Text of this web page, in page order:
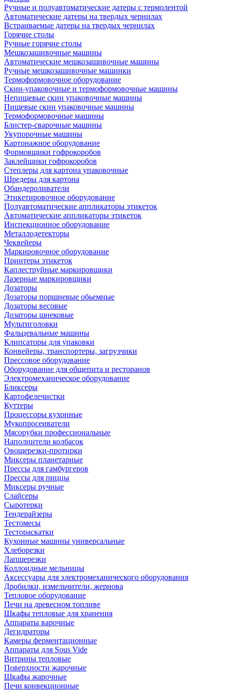
Ручные и полуавтоматические датеры с термолентой
Автоматические датеры на твердых чернилах
Встраиваемые датеры на твердых чернилах
Горячие столы
Ручные горячие столы
Мешкозашивочные машины
Автоматические мешкозашивочные машины
Ручные мешкозашивочные машинки
Термоформовочное оборудование
Скин-упаковочные и термоформовочные машины
Непищевые скин упаковочные машины
Пищевые скин упаковочные машины
Термоформовочные машины
Блистер-сварочные машины
Укупорочные машины
Картонажное оборудование
Формовщики гофрокоробов
Заклейщики гофрокоробов
Степлеры для картона упаковочные
Шредеры для картона
Обандероливатели
Этикетировочное оборудование
Полуавтоматические аппликаторы этикеток
Автоматические аппликаторы этикеток
Инспекционное оборудование
Металлодетекторы
Чеквейеры
Маркировочное оборудование
Принтеры этикеток
Каплеструйные маркировщики
Лазерные маркировщики
Дозаторы
Дозаторы поршневые обьемные
Дозаторы весовые
Дозаторы шнековые
Мультиголовки
Фальцевальные машины
Клипсаторы для упаковки
Конвейеры, транспортеры, загрузчики
Прессовое оборудование
Оборудование для общепита и ресторанов
Электромеханическое оборудование
Бликсеры
Картофелечистки
Куттеры
Процессоры кухонные
Мукопросеиватели
Мясорубки профессиональные
Наполнители колбасок
Овощерезки-протирки
Миксеры планетарные
Прессы для гамбургеров
Прессы для пиццы
Миксеры ручные
Слайсеры
Сыротерки
Тендерайзеры
Тестомесы
Тестораскатки
Кухонные машины универсальные
Хлеборезки
Лапшерезки
Коллоидные мельницы
Аксессуары для электромеханического оборудования
Дробилки, измельчители, жернова
Тепловое оборудование
Печи на древесном топливе
Шкафы тепловые для хранения
Аппараты варочные
Дегидраторы
Камеры ферментационные
Аппараты для Sous Vide
Витрины тепловые
Поверхности жарочные
Шкафы жарочные
Печи конвекционные